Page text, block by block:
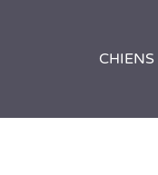
CHIENS